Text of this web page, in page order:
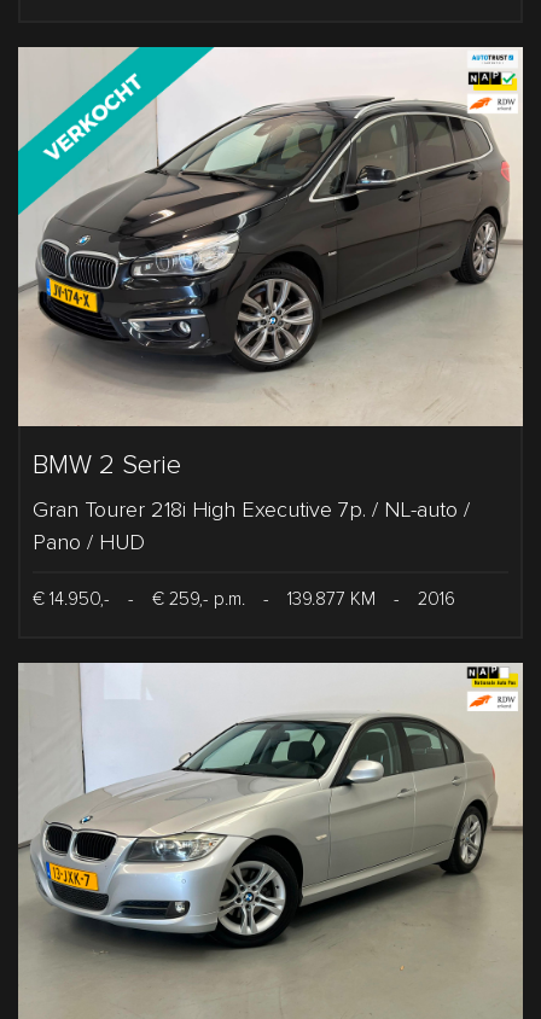
BMW 2 Serie
Gran Tourer 218i High Executive 7p. / NL-auto /
Pano / HUD
€ 14.950,- - € 259,- p.m. - 139.877 KM - 2016